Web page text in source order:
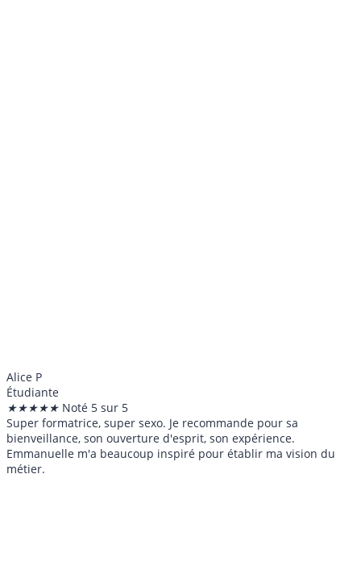
Alice P
Étudiante
★★★★★ Noté 5 sur 5
Super formatrice, super sexo. Je recommande pour sa
bienveillance, son ouverture d'esprit, son expérience.
Emmanuelle m'a beaucoup inspiré pour établir ma vision du
métier.